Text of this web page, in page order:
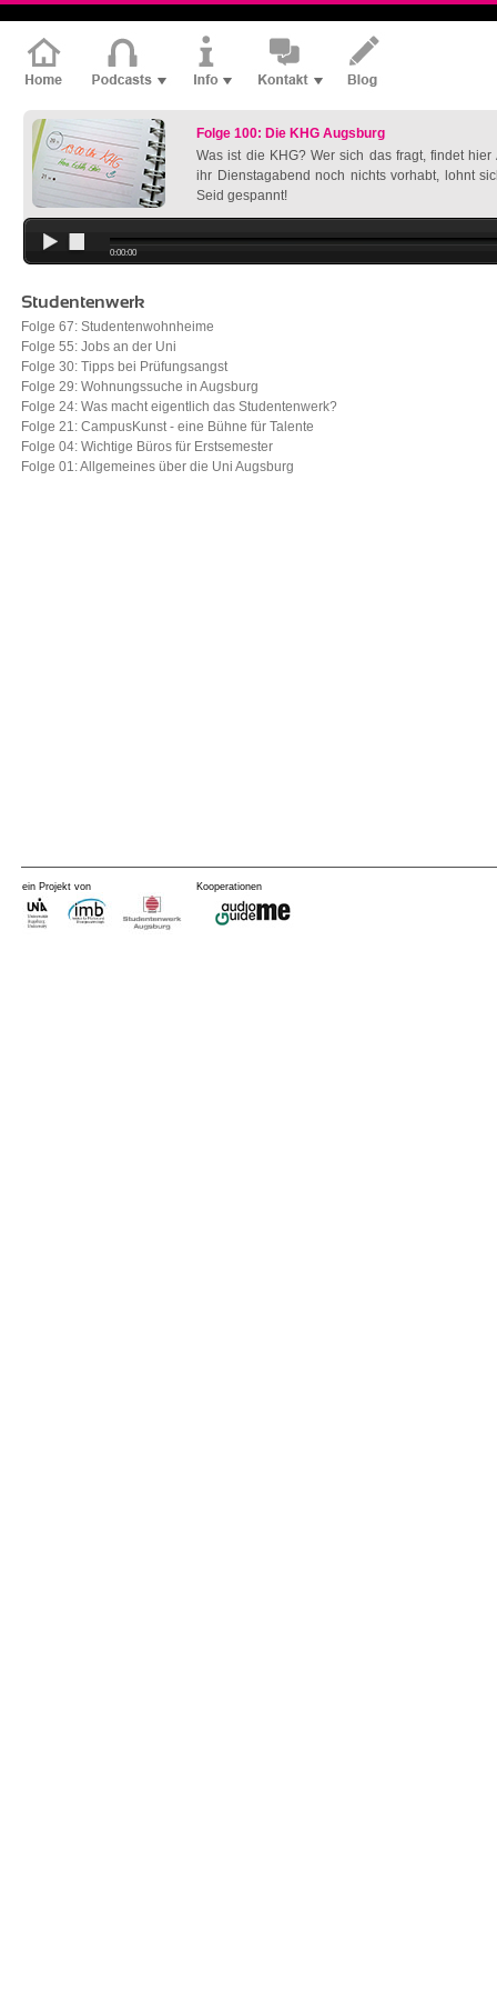
Folge 100: Die KHG Augsburg
Was ist die KHG? Wer sich das fragt, findet hier
ihr Dienstagabend noch nichts vorhabt, lohnt
Seid gespannt!
0:00:00
Studentenwerk
Folge 67: Studentenwohnheime
Folge 55: Jobs an der Uni
Folge 30: Tipps bei Prüfungsangst
Folge 29: Wohnungssuche in Augsburg
Folge 24: Was macht eigentlich das Studentenwerk?
Folge 21: CampusKunst - eine Bühne für Talente
Folge 04: Wichtige Büros für Erstsemester
Folge 01: Allgemeines über die Uni Augsburg
ein Projekt von Kooperationen